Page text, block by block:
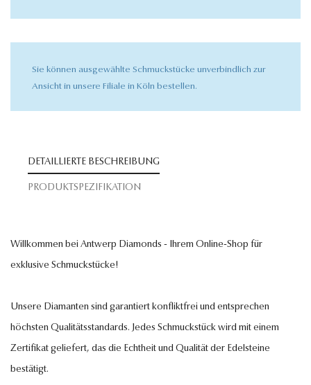
Sie können ausgewählte Schmuckstücke unverbindlich zur
Ansicht in unsere Filiale in Köln bestellen.
DETAILLIERTE BESCHREIBUNG
PRODUKTSPEZIFIKATION
Willkommen bei Antwerp Diamonds - Ihrem Online-Shop für
exklusive Schmuckstücke!
Unsere Diamanten sind garantiert konfliktfrei und entsprechen
höchsten Qualitätsstandards. Jedes Schmuckstück wird mit einem
Zertifikat geliefert, das die Echtheit und Qualität der Edelsteine
bestätigt.